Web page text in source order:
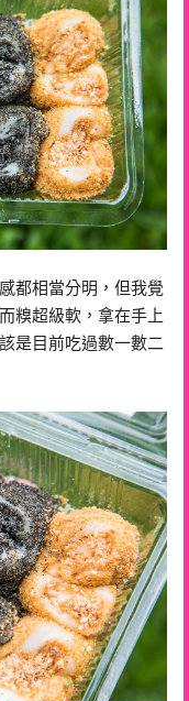
都相當分明，但我覺
糗超級軟，拿在手上
是目前吃過數一數二